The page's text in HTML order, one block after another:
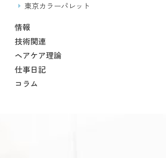
東京カラーパレット
情報
技術関連
ヘアケア理論
仕事日記
コラム